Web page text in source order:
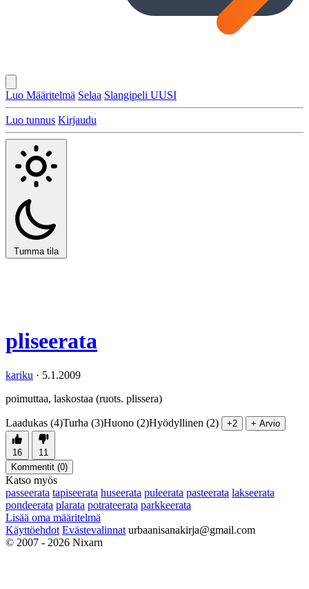
Luo Määritelmä Selaa Slangipeli UUSI
Luo tunnus Kirjaudu
Tumma tila
pliseerata
kariku · 5.1.2009
poimuttaa, laskostaa (ruots. plissera)
Laadukas (4)Turha (3)Huono (2)Hyödyllinen (2) +2 + Arvio
16
11
Kommentit (0)
Katso myös
passeerata tapiseerata huseerata puleerata pasteerata lakseerata
pondeerata plarata potrateerata parkkeerata
Lisää oma määritelmä
Käyttöehdot Evästevalinnat urbaanisanakirja@gmail.com
© 2007 - 2026 Nixarn